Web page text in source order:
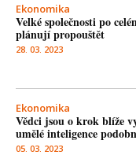
Ekonomika
Velké společnosti po
plánují propouštět
28. 03. 2023
Ekonomika
Vědci jsou o krok blíže
umělé inteligence
05. 03. 2023